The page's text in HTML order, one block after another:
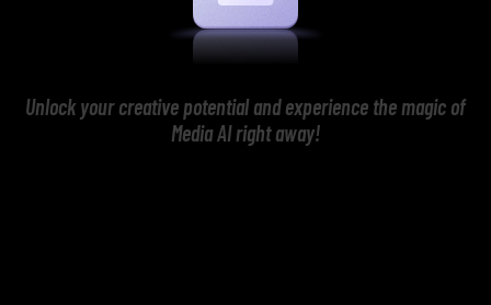
Unlock your creative potential and experience the magic of
Media AI right away!